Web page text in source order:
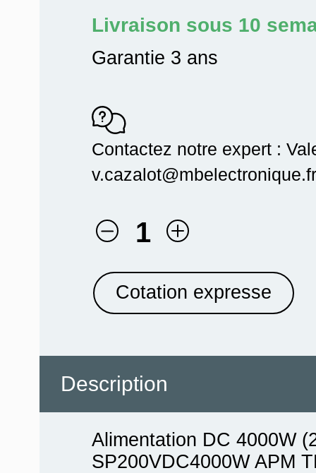
Livraison sous 10
Garantie 3 ans
Contactez notre expert :
1
Cotation expresse
Description
Alimentation DC 4000W
SP200VDC4000W APM